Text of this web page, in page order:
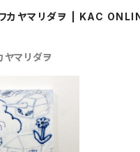
カヤマリダヲ | KAC
ヤマリダヲ